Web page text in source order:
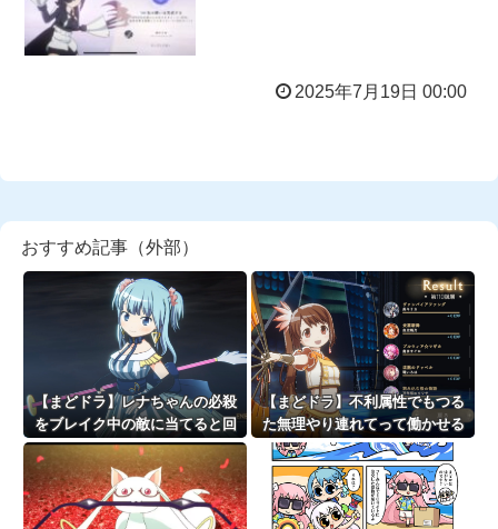
2025年7月19日 00:00
おすすめ記事（外部）
【まどドラ】レナちゃんの必殺
をブレイク中の敵に当てると回
復を遅らせることができるんだ
よぉ…
【まどドラ】不利属性でもつる
た無理やり連れてって働かせる
戦法は有効【タワー110階】